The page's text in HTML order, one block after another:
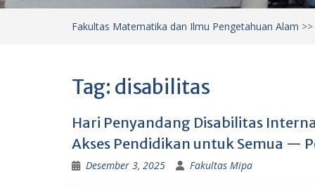
Fakultas Matematika dan Ilmu Pengetahuan Alam >>
Tag: disabilitas
Hari Penyandang Disabilitas
Akses Pendidikan untuk Semua —
Desember 3, 2025 Fakultas Mipa